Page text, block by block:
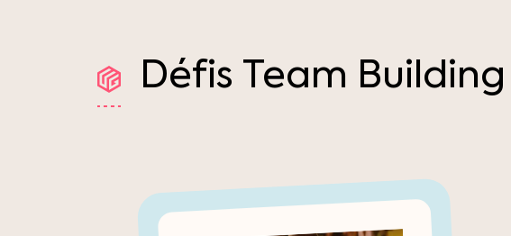
Défis Team Building